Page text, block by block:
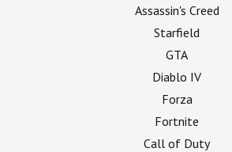
Assassin's Creed
Starfield
GTA
Diablo IV
Forza
Fortnite
Call of Duty